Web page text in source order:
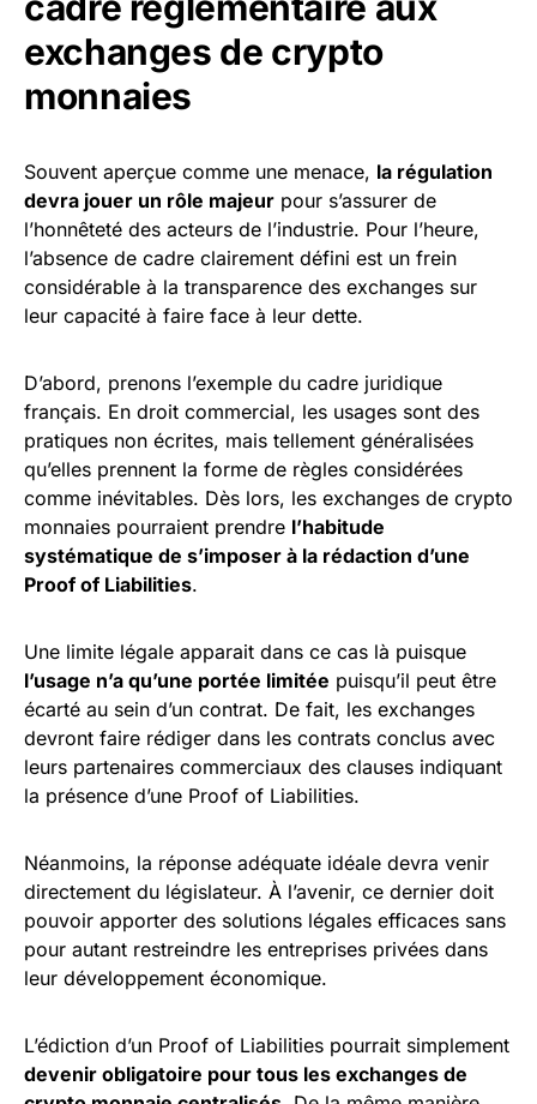
exchanges de crypto
monnaies
Souvent aperçue comme une menace, la régulation
devra jouer un rôle majeur pour s’assurer de
l’honnêteté des acteurs de l’industrie. Pour l’heure,
l’absence de cadre clairement défini est un frein
considérable à la transparence des exchanges sur
leur capacité à faire face à leur dette.
D’abord, prenons l’exemple du cadre juridique
français. En droit commercial, les usages sont des
pratiques non écrites, mais tellement généralisées
qu’elles prennent la forme de règles considérées
comme inévitables. Dès lors, les exchanges de crypto
monnaies pourraient prendre l’habitude
systématique de s’imposer à la rédaction d’une
Proof of Liabilities.
Une limite légale apparait dans ce cas là puisque
l’usage n’a qu’une portée limitée puisqu’il peut être
écarté au sein d’un contrat. De fait, les exchanges
devront faire rédiger dans les contrats conclus avec
leurs partenaires commerciaux des clauses indiquant
la présence d’une Proof of Liabilities.
Néanmoins, la réponse adéquate idéale devra venir
directement du législateur. À l’avenir, ce dernier doit
pouvoir apporter des solutions légales efficaces sans
pour autant restreindre les entreprises privées dans
leur développement économique.
L’édiction d’un Proof of Liabilities pourrait simplement
devenir obligatoire pour tous les exchanges de